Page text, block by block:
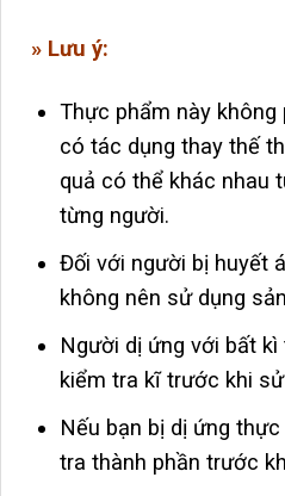
» Lưu ý:
Thực phẩm này không
có tác dụng thay thế
quả có thể khác nhau
từng người.
Đối với người bị huyết
không nên sử dụng
Người dị ứng với bất
kiểm tra kĩ trước khi
Nếu bạn bị dị ứng
tra thành phần trước